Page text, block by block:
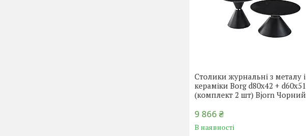
Столики журнальні з металу і
кераміки Borg d80х42 + d60х51
(комплект 2 шт) Bjorn Чорний
9 866 ₴
В наявності